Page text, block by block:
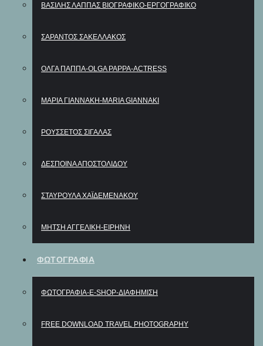
ΒΑΣΊΛΗΣ ΛΆΠΠΑΣ ΒΙΟΓΡΑΦΙΚΌ-ΕΡΓΟΓΡΑΦΙΚΌ
ΣΑΡΆΝΤΟΣ ΣΑΚΕΛΛΆΚΟΣ
ΌΛΓΑ ΠΑΠΠΆ-OLGA PAPPA-ΑCTRESS
ΜΑΡΊΑ ΓΙΑΝΝΆΚΗ-MARIA GIANNAKI
ΡΟΥΣΣΈΤΟΣ ΣΙΓΆΛΑΣ
ΔΈΣΠΟΙΝΑ ΑΠΟΣΤΟΛΊΔΟΥ
ΣΤΑΥΡΟΎΛΑ ΧΑΪΔΕΜΕΝΆΚΟΥ
ΜΉΤΣΗ ΑΓΓΕΛΙΚΉ-ΕΙΡΉΝΗ
ΦΩΤΟΓΡΑΦΙΑ
ΦΩΤΟΓΡΑΦΊΑ-E-SHOP-ΔΙΑΦΉΜΙΣΗ
FREE DOWNLOAD TRAVEL PHOTOGRAPHY